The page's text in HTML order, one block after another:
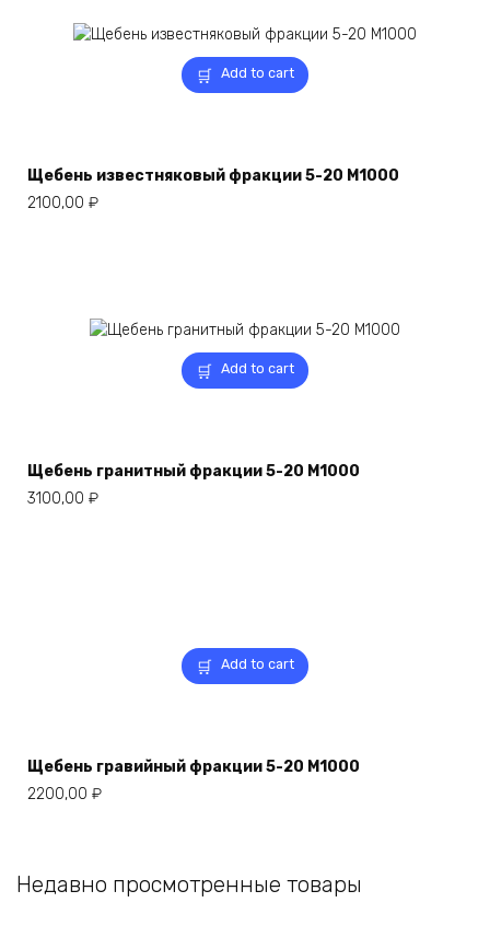
Add to cart
Щебень известняковый фракции 5-20 М1000
2100,00 ₽
Add to cart
Щебень гранитный фракции 5-20 М1000
3100,00 ₽
Add to cart
Щебень гравийный фракции 5-20 М1000
2200,00 ₽
Недавно просмотренные товары